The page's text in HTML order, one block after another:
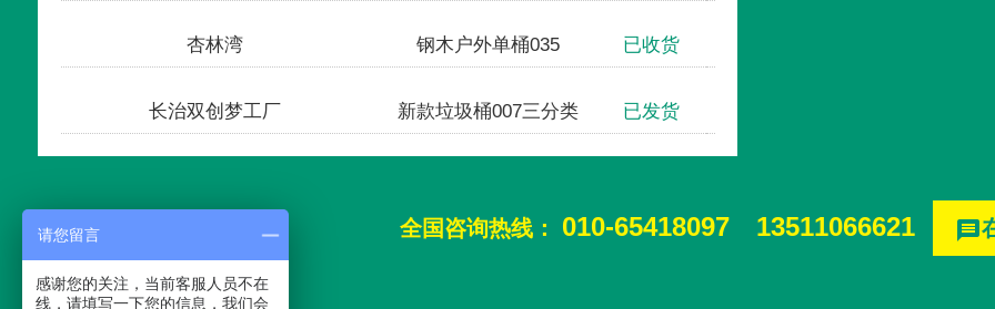
清华大学 塑料垃圾桶 已收货
首创奥特莱斯 户外垃圾桶及座椅 已收货
全国咨询热线： 010-65418097 13511066621 message
请您留言
感谢您的关注，当前客服人员不在
线，请填写一下您的信息，我们会